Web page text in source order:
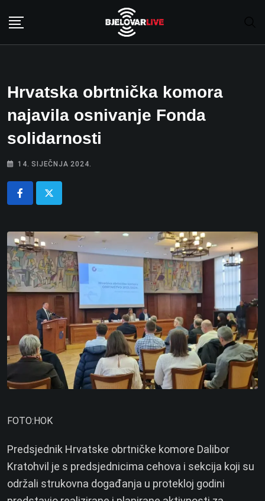
Hrvatska obrtnička komora
najavila osnivanje Fonda
solidarnosti
14. SIJEČNJA 2024.
FOTO:HOK
Predsjednik Hrvatske obrtničke komore Dalibor
Kratohvil je s predsjednicima cehova i sekcija koji su
održali strukovna događanja u protekloj godini